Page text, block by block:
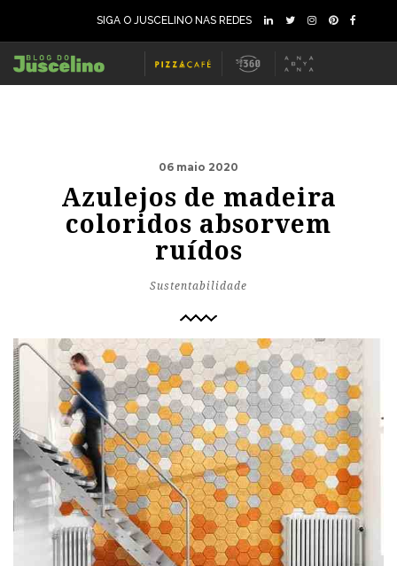
SIGA O JUSCELINO NAS REDES
06 maio 2020
Azulejos de madeira
coloridos absorvem
ruídos
Sustentabilidade